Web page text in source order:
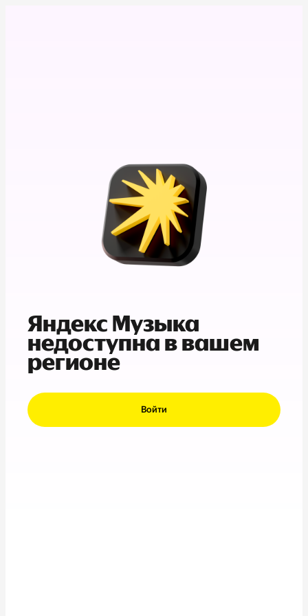
Яндекс Музыка
недоступна в вашем
регионе
Войти